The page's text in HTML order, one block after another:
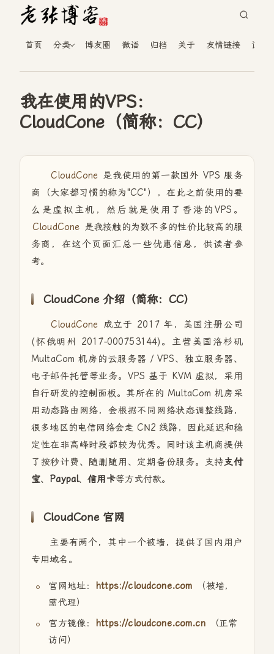
首页 分类 博友圈 微语 归档 关于 友情链接 读者
我在使用的VPS：
CloudCone（简称：CC）
CloudCone 是我使用的第一款国外 VPS 服务
商（大家都习惯的称为"CC"），在此之前使用的要
么是虚拟主机，然后就是使用了香港的VPS。
CloudCone 是我接触的为数不多的性价比较高的服
务商，在这个页面汇总一些优惠信息，供读者参
考。
CloudCone 介绍（简称：CC）
CloudCone 成立于 2017 年，美国注册公司
(怀俄明州 2017-000753144)。主营美国洛杉矶
MultaCom 机房的云服务器 / VPS、独立服务器、
电子邮件托管等业务。VPS 基于 KVM 虚拟，采用
自行研发的控制面板。其所在的 MultaCom 机房采
用动态路由网络，会根据不同网络状态调整线路，
很多地区的电信网络会走 CN2 线路，因此延迟和稳
定性在非高峰时段都较为优秀。同时该主机商提供
了按秒计费、随删随用、定期备份服务。支持支付
宝、 Paypal、信用卡等方式付款。
CloudCone 官网
主要有两个，其中一个被墙，提供了国内用户
专用域名。
官网地址： https://cloudcone.com
（被墙，
需代理）
官方镜像：
https://cloudcone.com.cn
（正常
访问）